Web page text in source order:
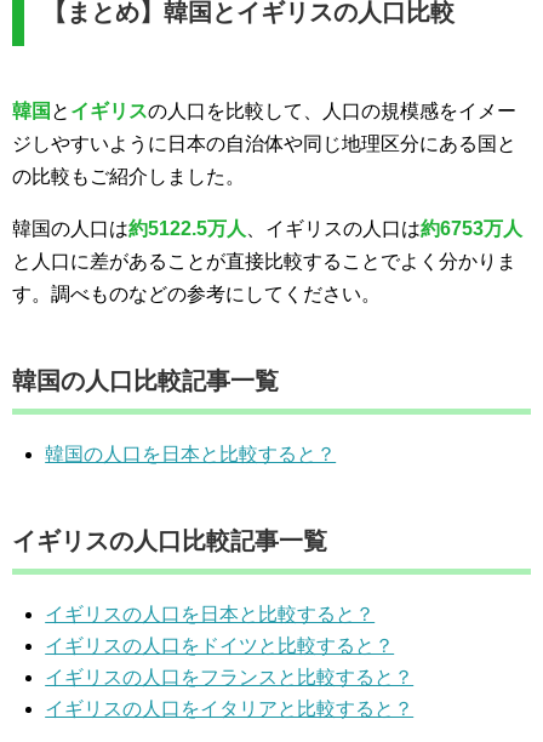
【まとめ】韓国とイギリスの人口比較
韓国 と イギリスの人口を比較して、人口の規模感をイメー
ジしやすいように日本の自治体や同じ地理区分にある国と
の比較もご紹介しました。
韓国の人口は約5122.5万人 、イギリスの人口は約6753万人
と人口に差があることが直接比較することでよく分かりま
す。調べものなどの参考にしてください。
韓国の人口比較記事一覧
韓国の人口を日本と比較すると？
イギリスの人口比較記事一覧
イギリスの人口を日本と比較すると？
イギリスの人口をドイツと比較すると？
イギリスの人口をフランスと比較すると？
イギリスの人口をイタリアと比較すると？